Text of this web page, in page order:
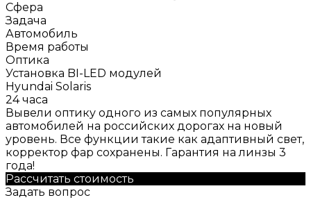
Сфера
Задача
Автомобиль
Время работы
Оптика
Установка BI-LED модулей
Hyundai Solaris
24 часа
Вывели оптику одного из самых популярных
автомобилей на российских дорогах на новый
уровень. Все функции такие как адаптивный свет,
корректор фар сохранены. Гарантия на линзы 3
года!
Рассчитать стоимость
Задать вопрос